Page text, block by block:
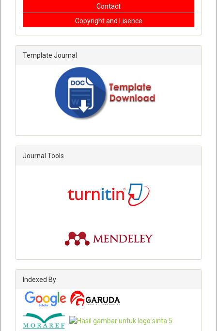
Contact
Copyright and Lisence
Template Journal
Journal Tools
Indexed By